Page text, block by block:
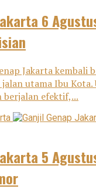
6
Jakarta kembali
utama Ibu Kota.
berjalan efektif,...
5